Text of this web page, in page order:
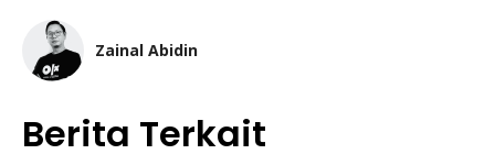
Zainal Abidin
Berita Terkait